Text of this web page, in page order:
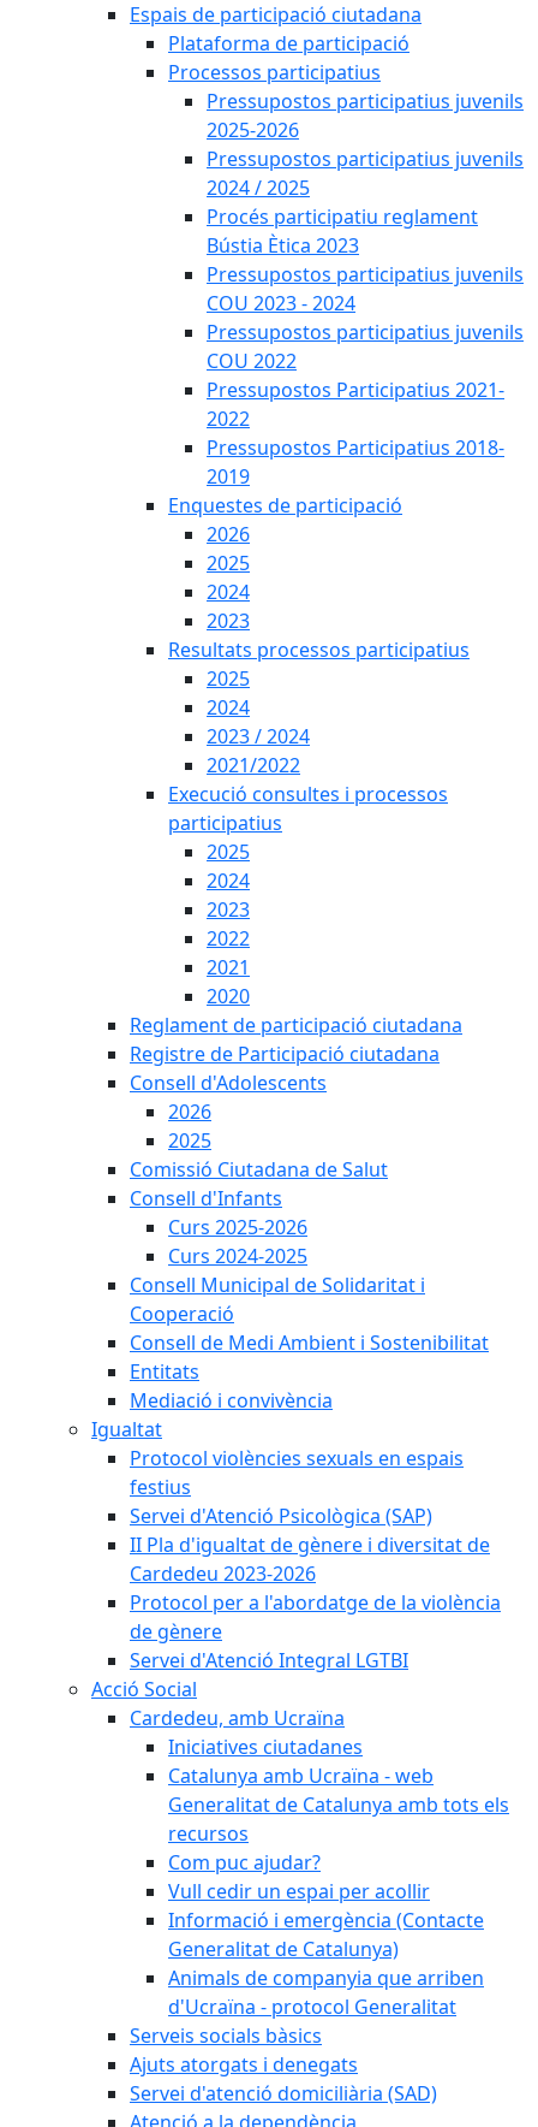
Espais de participació ciutadana
Plataforma de participació
Processos participatius
Pressupostos participatius juvenils
2025-2026
Pressupostos participatius juvenils
2024 / 2025
Procés participatiu reglament
Bústia Ètica 2023
Pressupostos participatius juvenils
COU 2023 - 2024
Pressupostos participatius juvenils
COU 2022
Pressupostos Participatius 2021-
2022
Pressupostos Participatius 2018-
2019
Enquestes de participació
2026
2025
2024
2023
Resultats processos participatius
2025
2024
2023 / 2024
2021/2022
Execució consultes i processos
participatius
2025
2024
2023
2022
2021
2020
Reglament de participació ciutadana
Registre de Participació ciutadana
Consell d'Adolescents
2026
2025
Comissió Ciutadana de Salut
Consell d'Infants
Curs 2025-2026
Curs 2024-2025
Consell Municipal de Solidaritat i
Cooperació
Consell de Medi Ambient i Sostenibilitat
Entitats
Mediació i convivència
Igualtat
Protocol violències sexuals en espais
festius
Servei d'Atenció Psicològica (SAP)
II Pla d'igualtat de gènere i diversitat de
Cardedeu 2023-2026
Protocol per a l'abordatge de la violència
de gènere
Servei d'Atenció Integral LGTBI
Acció Social
Cardedeu, amb Ucraïna
Iniciatives ciutadanes
Catalunya amb Ucraïna - web
Generalitat de Catalunya amb tots els
recursos
Com puc ajudar?
Vull cedir un espai per acollir
Informació i emergència (Contacte
Generalitat de Catalunya)
Animals de companyia que arriben
d'Ucraïna - protocol Generalitat
Serveis socials bàsics
Ajuts atorgats i denegats
Servei d'atenció domiciliària (SAD)